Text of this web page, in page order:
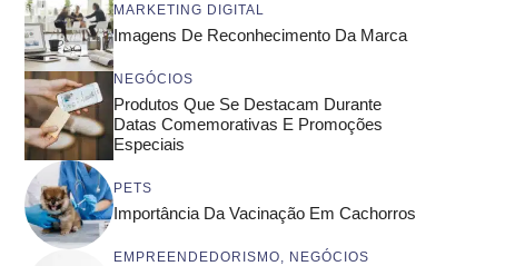
MARKETING DIGITAL
Imagens De Reconhecimento Da Marca
NEGÓCIOS
Produtos Que Se Destacam Durante
Datas Comemorativas E Promoções
Especiais
PETS
Importância Da Vacinação Em Cachorros
EMPREENDEDORISMO NEGÓCIOS